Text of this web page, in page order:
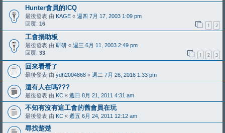
Hunter會員的ICQ
最後發表 由 KAGE « 週四 7月 17, 2003 1:09 pm
回覆: 16 1 2
工會捐助板
最後發表 由 研研 « 週三 6月 11, 2003 2:49 pm
回覆: 33 1 2 3
回來看看了
最後發表 由 ydh2004868 « 週二 7月 26, 2016 1:33 pm
還有人在嗎???
最後發表 由 KC « 週日 8月 21, 2011 4:31 am
不知有沒有這工會的舊會員在玩
最後發表 由 KC « 週五 6月 24, 2011 12:12 am
尋找楚楚